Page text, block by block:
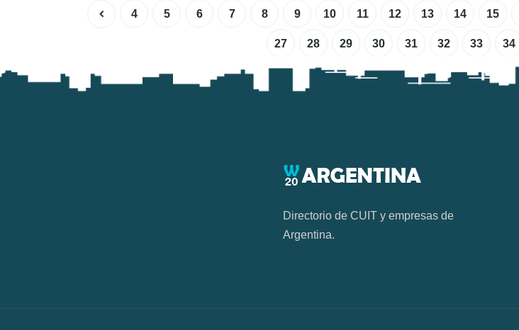
4 5 6 7 8 9 10 11 12 13 14 15
27 28 29 30 31 32 33 34
Directorio de CUIT y empresas de
Argentina.